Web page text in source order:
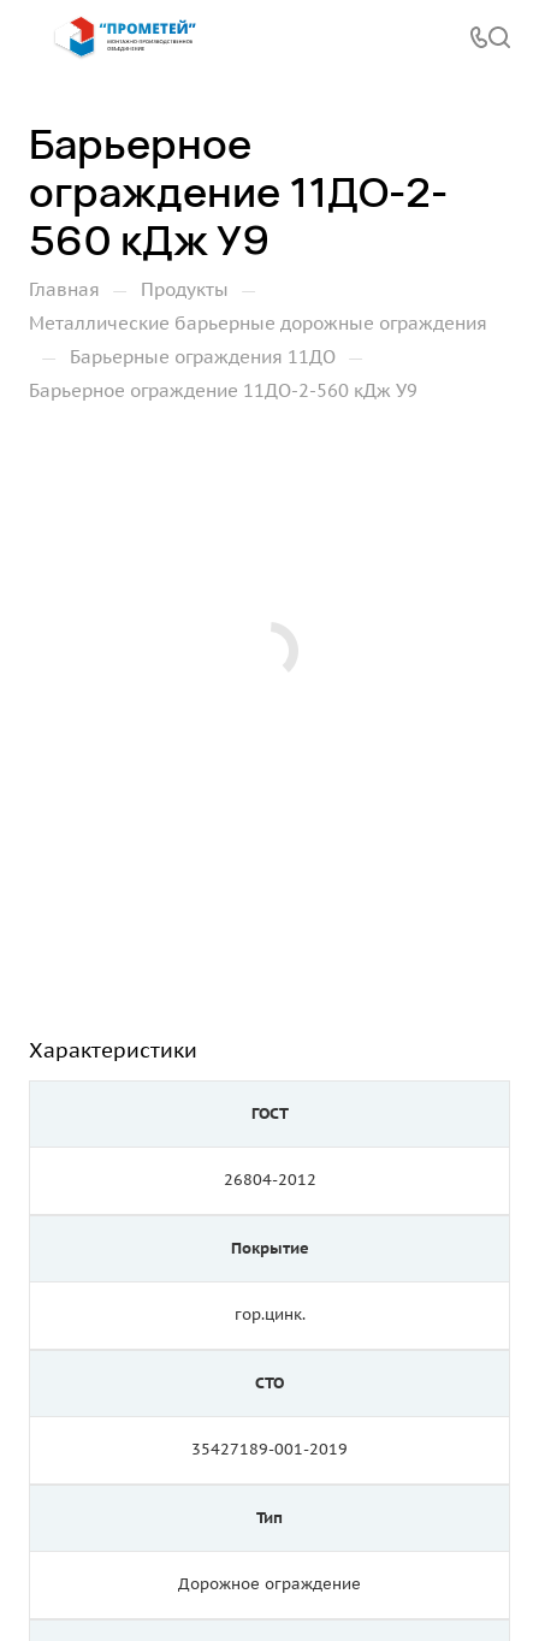
Барьерное
ограждение 11ДО-2-
560 кДж У9
Главная — Продукты —
Металлические барьерные дорожные ограждения
— Барьерные ограждения 11ДО —
Барьерное ограждение 11ДО-2-560 кДж У9
Характеристики
ГОСТ
26804-2012
Покрытие
гор.цинк.
СТО
35427189-001-2019
Тип
Дорожное ограждение